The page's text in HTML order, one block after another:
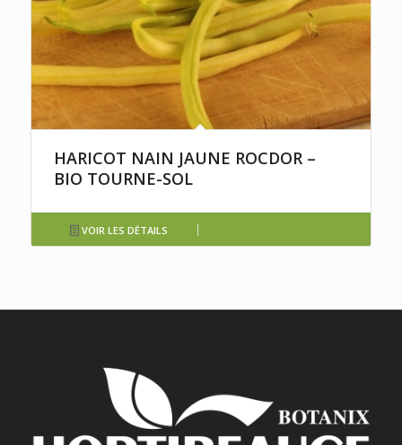
HARICOT NAIN JAUNE ROCDOR –
BIO TOURNE-SOL
VOIR LES DÉTAILS